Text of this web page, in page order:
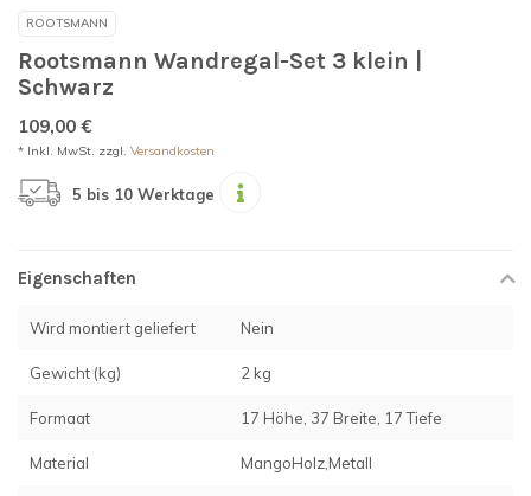
ROOTSMANN
Rootsmann Wandregal-Set 3 klein |
Schwarz
109,00 €
* Inkl. MwSt. zzgl. Versandkosten
5 bis 10 Werktage
Eigenschaften
Wird montiert geliefert Nein
Gewicht (kg) 2 kg
Formaat 17 Höhe, 37 Breite, 17 Tiefe
Material MangoHolz,Metall